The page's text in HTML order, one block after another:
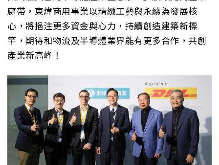
廊帶，東煒商用事業以精緻工藝與永續為發展核
心，將挹注更多資金與心力，持續創造建築新標
竿，期待和物流及半導體業界能有更多合作，共創
產業新高峰！